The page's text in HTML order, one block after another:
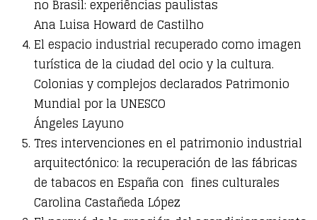
no Brasil: experiências paulistas
Ana Luisa Howard de Castilho
El espacio industrial recuperado como imagen
turística de la ciudad del ocio y la cultura.
Colonias y complejos declarados Patrimonio
Mundial por la UNESCO
Ángeles Layuno
Tres intervenciones en el patrimonio industrial
arquitectónico: la recuperación de las fábricas
de tabacos en España con fines culturales
Carolina Castañeda López